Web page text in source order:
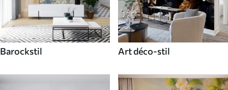
Barockstil Art déco-stil